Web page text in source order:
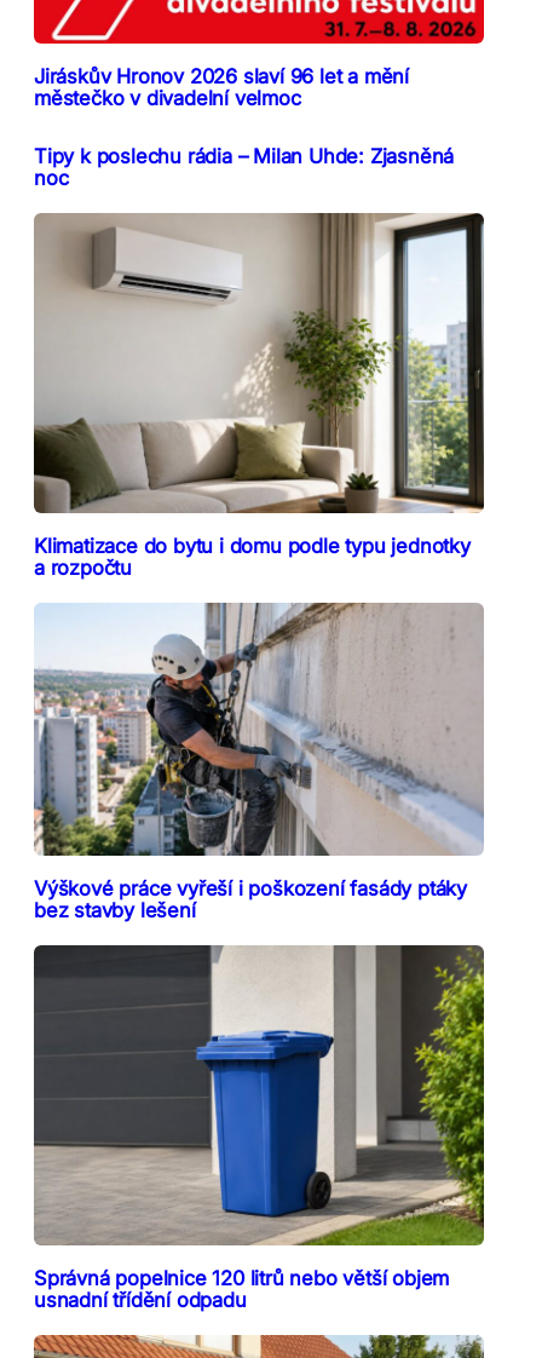
Jiráskův Hronov 2026 slaví 96 let a mění
městečko v divadelní velmoc
Tipy k poslechu rádia – Milan Uhde: Zjasněná
noc
Klimatizace do bytu i domu podle typu jednotky
a rozpočtu
Výškové práce vyřeší i poškození fasády ptáky
bez stavby lešení
Správná popelnice 120 litrů nebo větší objem
usnadní třídění odpadu